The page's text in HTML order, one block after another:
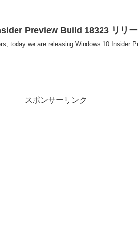
Preview Build 18323 リリ
today we are releasing Windows 10 Insider
スポンサーリンク